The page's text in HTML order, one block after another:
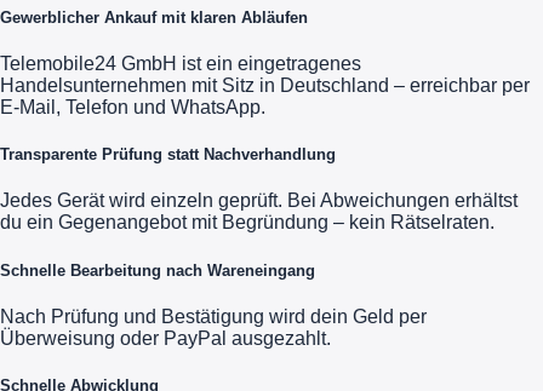
Gewerblicher Ankauf mit klaren Abläufen
Telemobile24 GmbH ist ein eingetragenes
Handelsunternehmen mit Sitz in Deutschland – erreichbar per
E-Mail, Telefon und WhatsApp.
Transparente Prüfung statt Nachverhandlung
Jedes Gerät wird einzeln geprüft. Bei Abweichungen erhältst
du ein Gegenangebot mit Begründung – kein Rätselraten.
Schnelle Bearbeitung nach Wareneingang
Nach Prüfung und Bestätigung wird dein Geld per
Überweisung oder PayPal ausgezahlt.
Schnelle Abwicklung